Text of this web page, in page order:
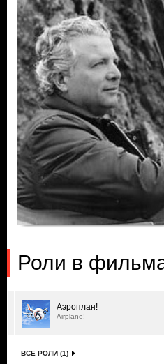
Роли в
Аэроплан!
Airplane!
ВСЕ РОЛИ (1)